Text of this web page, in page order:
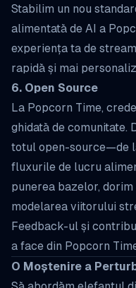
Stabilim un nou
alimentată de AI a
experiența ta de
rapidă și mai
6. Open Source
La Popcorn Time,
ghidată de comunitate.
totul open-source—de
fluxurile de lucru
punerea bazelor,
modelarea viitorului
Feedback-ul și
a face din Popcorn
O Moștenire a